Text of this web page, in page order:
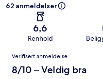
62 anmeldelser
6,6
Renhold
Anmeldelser
Verifisert anmeldelse
8/10 – Veldig bra